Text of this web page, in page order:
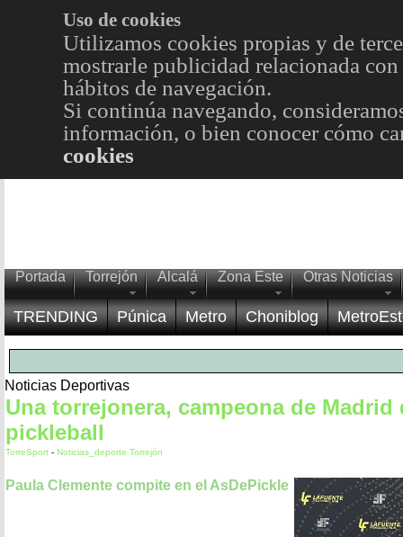
Uso de cookies
Utilizamos cookies propias y de
mostrarle publicidad relacionada
hábitos de navegación.
Si continúa navegando,
información, o bien conocer cómo
cookies
Portada Torrejón Alcalá Zona Este Otras Noticias
TRENDING Púnica Metro Choniblog
Noticias Deportivas
Una torrejonera, campeona de Madrid
pickleball
TorreSport - Noticias_deporte Torrejón
Paula Clemente compite en el AsDePickle